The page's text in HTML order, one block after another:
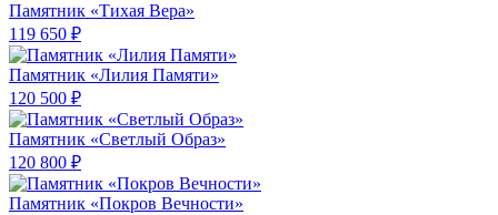
Памятник «Тихая Вера»
119 650 ₽
Памятник «Лилия Памяти»
120 500 ₽
Памятник «Светлый Образ»
120 800 ₽
Памятник «Покров Вечности»